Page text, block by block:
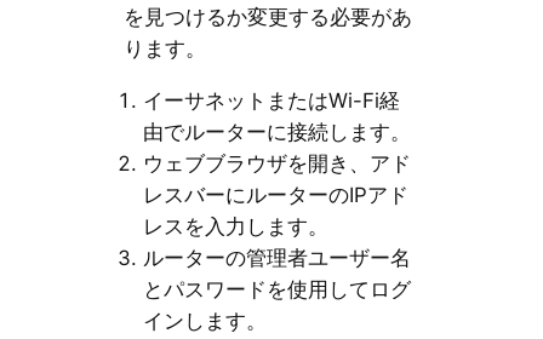
を見つけるか変更する必要があ
ります。
イーサネットまたはWi-Fi経
由でルーターに接続します。
ウェブブラウザを開き、アド
レスバーにルーターのIPアド
レスを入力します。
ルーターの管理者ユーザー名
とパスワードを使用してログ
インします。